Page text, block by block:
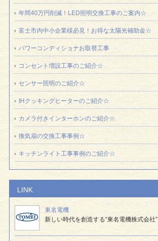
年間40万円削減！LED照明交換工事のご案内☆
富士市内中小企業様必見！お得な太陽光補助金☆
パワーコンディショナお取替工事
コンセント増設工事のご紹介☆
センサー照明のご紹介☆
IHクッキングヒーターのご紹介☆
カメラ付きインターホンのご紹介☆
換気扇の交換工事事例☆
キッチンライト工事事例のご紹介☆
LINK
東名電機
新しい時代を創造する“東名電機株式会社”